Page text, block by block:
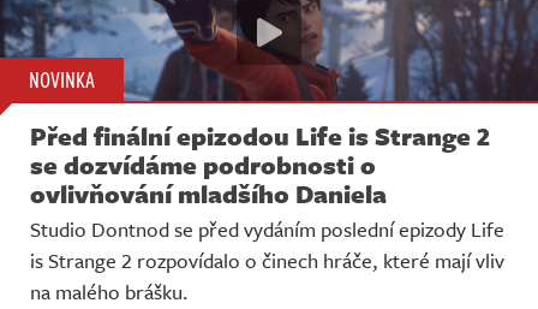
NOVINKA
Před finální epizodou Life is Strange 2
se dozvídáme podrobnosti o
ovlivňování mladšího Daniela
Studio Dontnod se před vydáním poslední epizody Life
is Strange 2 rozpovídalo o činech hráče, které mají vliv
na malého brášku.